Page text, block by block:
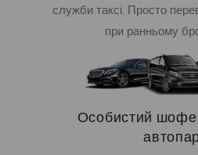
служби таксі. Просто
при ранньому
Особистий